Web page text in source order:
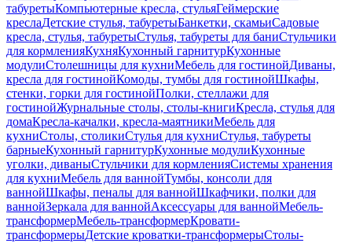
табуретыКомпьютерные кресла, стульяГеймерские
креслаДетские стулья, табуретыБанкетки, скамьиСадовые
кресла, стулья, табуретыСтулья, табуреты для баниСтульчики
для кормленияКухняКухонный гарнитурКухонные
модулиСтолешницы для кухниМебель для гостинойДиваны,
кресла для гостинойКомоды, тумбы для гостинойШкафы,
стенки, горки для гостинойПолки, стеллажи для
гостинойЖурнальные столы, столы-книгиКресла, стулья для
домаКресла-качалки, кресла-маятникиМебель для
кухниСтолы, столикиСтулья для кухниСтулья, табуреты
барныеКухонный гарнитурКухонные модулиКухонные
уголки, диваныСтульчики для кормленияСистемы хранения
для кухниМебель для ваннойТумбы, консоли для
ваннойШкафы, пеналы для ваннойШкафчики, полки для
ваннойЗеркала для ваннойАксессуары для ваннойМебель-
трансформерМебель-трансформерКровати-
трансформерыДетские кроватки-трансформерыСтолы-